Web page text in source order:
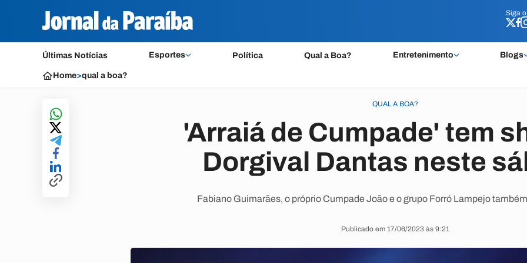
Siga o
Últimas Notícias Esportes Política Qual a Boa? Entretenimento Blogs
Siga o
Home>qual a boa?
QUAL A BOA?
'Arraiá de Cumpade' tem
Dorgival Dantas neste
Fabiano Guimarães, o próprio Cumpade João e o grupo Forró Lampejo
Publicado em 17/06/2023 às 9:21